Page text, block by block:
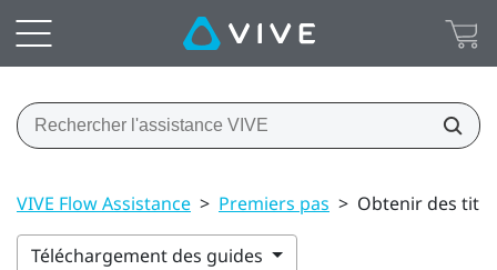
VIVE Flow Assistance > Premiers pas > Obtenir des
Téléchargement des guides